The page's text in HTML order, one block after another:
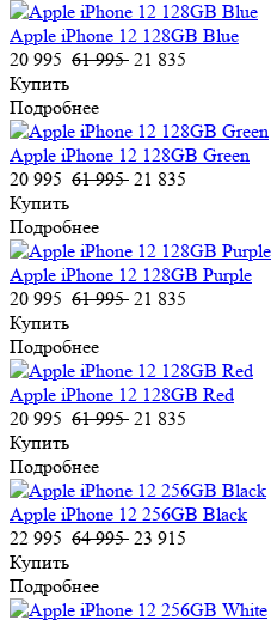
Apple iPhone 12 128GB Blue
20 995 61 995 21 835
Купить
Подробнее
Apple iPhone 12 128GB Green
20 995 61 995 21 835
Купить
Подробнее
Apple iPhone 12 128GB Purple
20 995 61 995 21 835
Купить
Подробнее
Apple iPhone 12 128GB Red
20 995 61 995 21 835
Купить
Подробнее
Apple iPhone 12 256GB Black
22 995 64 995 23 915
Купить
Подробнее